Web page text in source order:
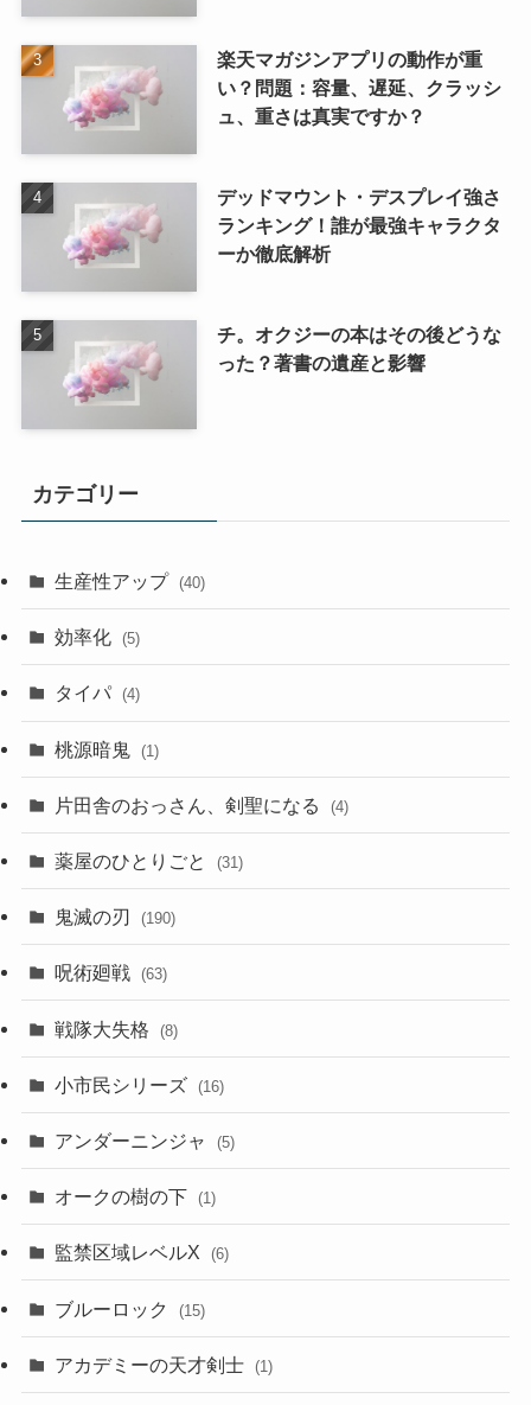
楽天マガジンアプリの動作が重
い？問題：容量、遅延、クラッシ
ュ、重さは真実ですか？
デッドマウント・デスプレイ強さ
ランキング！誰が最強キャラクタ
ーか徹底解析
チ。オクジーの本はその後どうな
った？著書の遺産と影響
カテゴリー
生産性アップ (40)
効率化 (5)
タイパ (4)
桃源暗鬼 (1)
片田舎のおっさん、剣聖になる (4)
薬屋のひとりごと (31)
鬼滅の刃 (190)
呪術廻戦 (63)
戦隊大失格 (8)
小市民シリーズ (16)
アンダーニンジャ (5)
オークの樹の下 (1)
監禁区域レベルX (6)
ブルーロック (15)
アカデミーの天才剣士 (1)